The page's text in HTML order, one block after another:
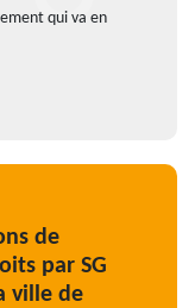
qui va en
de
par SG
ville de